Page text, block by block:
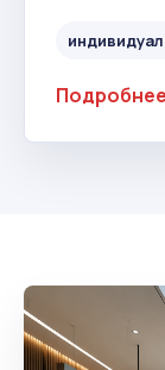
Подробнее